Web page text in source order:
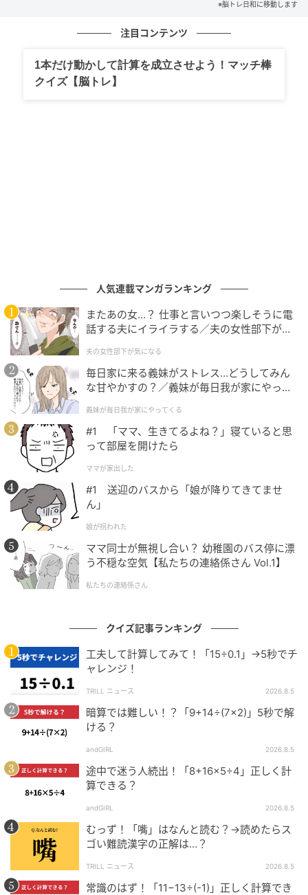
※脳トレ日和に移動します
注目コンテンツ
1本だけ動かして計算を成立させよう！マッチ棒
クイズ【脳トレ】
人気連載マンガランキング
またあの女…？ 仕事と言いつつ楽しそうに電
話する夫にイライラする／夫の女性部下が気
夫の女性部下が気になる
毎日家に来る義妹がストレス…どうしてみん
な甘やかすの？／義妹が毎日我が家にやって
が】
義妹が毎日我が家にやってくる
#1 「ママ、生きてるよね？」寝ていると思
って部屋を開けたら
ママが家出した
#1 送迎のバスから「娘が降りてきてませ
ん」
娘が拐われた
ママ同士が無視し合い？ 幼稚園のバス停に漂
う不穏な空気【私たちの連絡係さん Vol.1】
私たちの連絡係さん
クイズ記事ランキング
工夫して計算してみて！「15÷0.1」→5秒でチ
ャレンジ！
TRILL ニュース 2026.8.5
暗算では難しい！？「9+14÷(7×2)」5秒で解
ける？
andGIRL 2026.8.5
途中で迷う人続出！「8+16×5÷4」正しく計
算できる？
andGIRL 2026.8.5
むっず！「嘴」はなんと読む？→読めたらス
ゴい難読漢字の正解は…？
TRILL ニュース 2026.8.5
常識のはず！「11−13÷(-1)」正しく計算でき